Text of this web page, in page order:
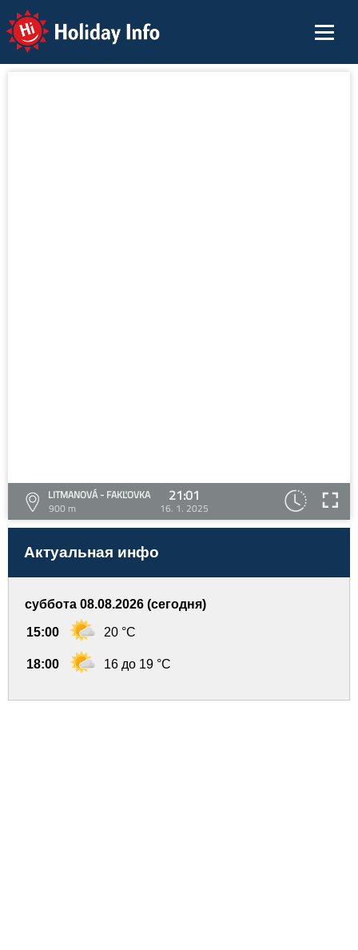
Holiday Info
LITMANOVÁ - FAKĽOVKA
900 m
21:01
16. 1. 2025
Актуальная инфо
суббота 08.08.2026 (сегодня)
15:00 20 °C
18:00 16 до 19 °C